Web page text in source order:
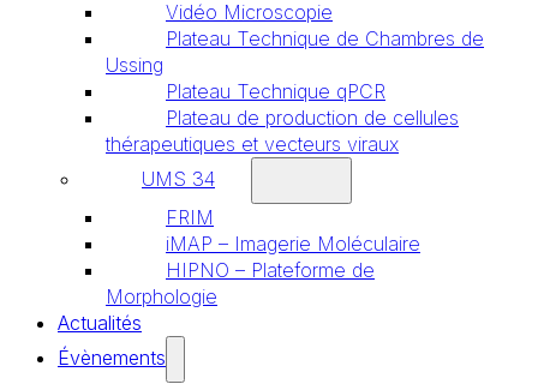
Vidéo Microscopie
Plateau Technique de Chambres de
Ussing
Plateau Technique qPCR
Plateau de production de cellules
thérapeutiques et vecteurs viraux
UMS 34
FRIM
iMAP – Imagerie Moléculaire
HIPNO – Plateforme de
Morphologie
Actualités
Évènements